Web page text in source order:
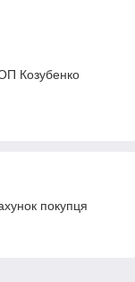
Козубенко
покупця